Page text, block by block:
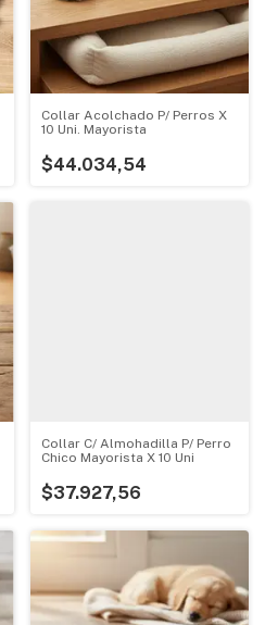
Collar Acolchado P/ Perros X
10 Uni. Mayorista
$44.034,54
Collar C/ Almohadilla P/ Perro
Chico Mayorista X 10 Uni
$37.927,56